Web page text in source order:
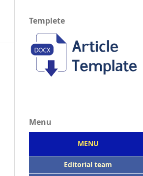
Templete
Menu
MENU
Editorial team